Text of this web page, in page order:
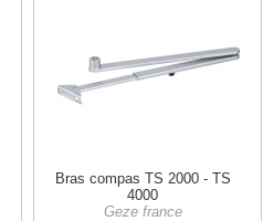
Bras compas TS 2000 - TS
4000
Geze france